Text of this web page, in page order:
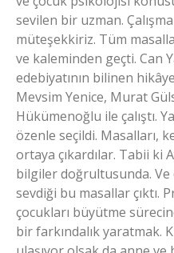
sevilen bir uzman.
müteşekkiriz. Tüm
ve kaleminden geçti. Can
edebiyatının bilinen
Mevsim Yenice, Murat
Hükümenoğlu ile çalıştı.
özenle seçildi. Masalları,
ortaya çıkardılar. Tabii ki
bilgiler doğrultusunda.
sevdiği bu masallar çıktı.
çocukları büyütme
bir farkındalık yaratmak.